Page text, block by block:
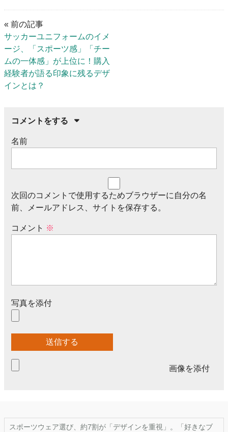
« 前の記事
サッカーユニフォームのイメ
ージ、「スポーツ感」「チー
ムの一体感」が上位に！購入
経験者が語る印象に残るデザ
インとは？
コメントをする
名前
次回のコメントで使用するためブラウザーに自分の名
前、メールアドレス、サイトを保存する。
コメント ※
写真を添付
画像を添付
スポーツウェア選び、約7割が「デザインを重視」。「好きなブ